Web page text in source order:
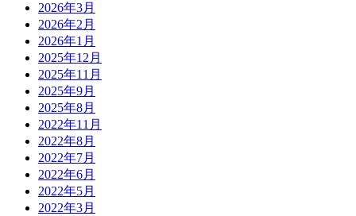
2026年3月
2026年2月
2026年1月
2025年12月
2025年11月
2025年9月
2025年8月
2022年11月
2022年8月
2022年7月
2022年6月
2022年5月
2022年3月